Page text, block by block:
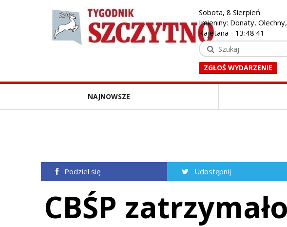
Sobota, 8 Sierpień
Imieniny: Donaty, Olechny,
Kajetana - 13:48:43
ZGŁOŚ WYDARZENIE
NAJNOWSZE
Podziel się Udostępnij
CBŚP zatrzymało